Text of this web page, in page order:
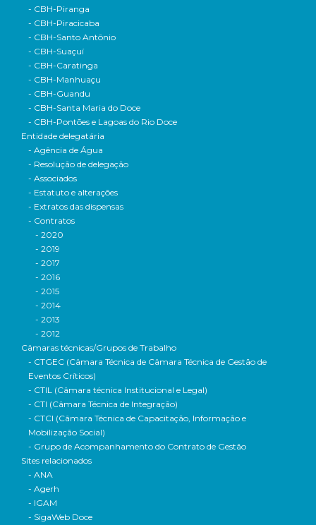
- CBH-Piranga
- CBH-Piracicaba
- CBH-Santo Antônio
- CBH-Suaçuí
- CBH-Caratinga
- CBH-Manhuaçu
- CBH-Guandu
- CBH-Santa Maria do Doce
- CBH-Pontões e Lagoas do Rio Doce
Entidade delegatária
- Agência de Água
- Resolução de delegação
- Associados
- Estatuto e alterações
- Extratos das dispensas
- Contratos
- 2020
- 2019
- 2017
- 2016
- 2015
- 2014
- 2013
- 2012
Câmaras técnicas/Grupos de Trabalho
- CTGEC (Câmara Técnica de Câmara Técnica de Gestão de
Eventos Críticos)
- CTIL (Câmara técnica Institucional e Legal)
- CTI (Câmara Técnica de Integração)
- CTCI (Câmara Técnica de Capacitação, Informação e
Mobilização Social)
- Grupo de Acompanhamento do Contrato de Gestão
Sites relacionados
- ANA
- Agerh
- IGAM
- SigaWeb Doce